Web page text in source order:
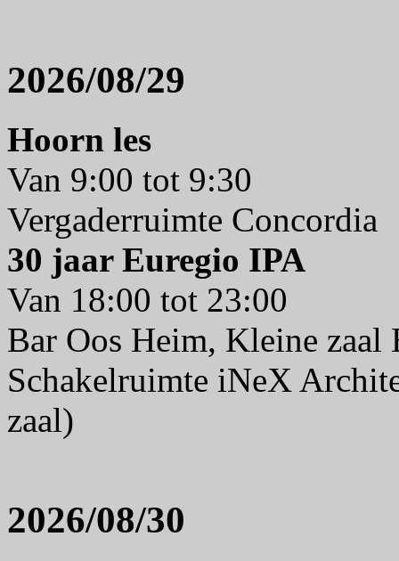
2026/08/29
Hoorn les
Van 9:00 tot 9:30
Vergaderruimte Concordia
30 jaar Euregio IPA
Van 18:00 tot 23:00
Bar Oos Heim, Kleine zaal
Schakelruimte iNeX
zaal)
2026/08/30